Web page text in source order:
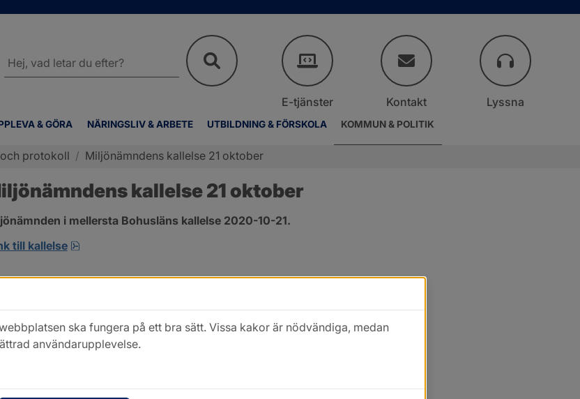
& GÖRA NÄRINGSLIV & ARBETE UTBILDNING & FÖRSKOLA KOMMUN & POLITIK
webbplatsen
E-tjänster Kontakt Lyssna
protokoll / Miljönämndens kallelse 21 oktober
kallelse 21 oktober
i mellersta Bohusläns kallelse 2020-10-21.
till kallelse
pdf, öppnas i nytt fönster.
ska fungera på ett bra sätt. Vissa kakor är nödvändiga, medan
användarupplevelse.